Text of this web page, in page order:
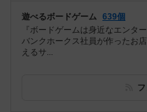
遊べるボードゲーム 639個
『ボードゲームは身近なエンタ
バンクホークス社員が作ったお
えるサ...